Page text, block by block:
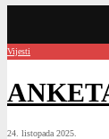
Vijesti
24. listopada 2025.